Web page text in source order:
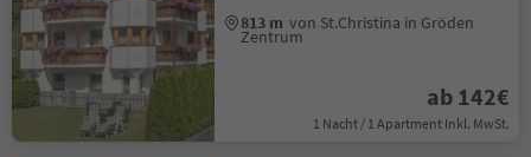
813 m von St.Christina in Gröden
Zentrum
ab 142€
1 Nacht / 1 Apartment Inkl. MwSt.